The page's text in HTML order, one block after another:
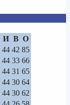
И В О
44 42 85
44 33 66
44 31 65
44 30 64
44 30 62